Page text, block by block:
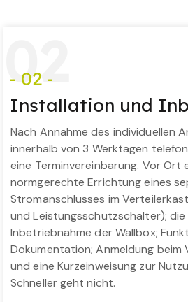
02
- 02 -
Installation und
Nach Annahme des individuellen
innerhalb von 3 Werktagen
eine Terminvereinbarung. Vor Ort
normgerechte Errichtung eines
Stromanschlusses im
und Leistungsschutzschalter);
Inbetriebnahme der Wallbox;
Dokumentation; Anmeldung
und eine Kurzeinweisung zur
Schneller geht nicht.